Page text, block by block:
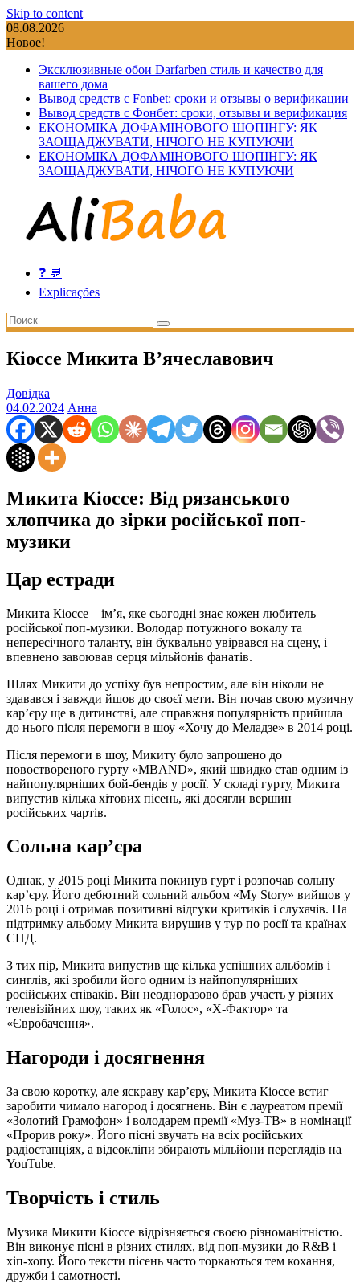
Skip to content
08.08.2026
Новое!
Эксклюзивные обои Darfarben стиль и качество для
вашего дома
Вывод средств с Fonbet: сроки и отзывы о верификации
Вывод средств с Фонбет: сроки, отзывы и верификация
ЕКОНОМІКА ДОФАМІНОВОГО ШОПІНГУ: ЯК
ЗАОЩАДЖУВАТИ, НІЧОГО НЕ КУПУЮЧИ
ЕКОНОМІКА ДОФАМІНОВОГО ШОПІНГУ: ЯК
ЗАОЩАДЖУВАТИ, НІЧОГО НЕ КУПУЮЧИ
❓ 💬
Explicações
Кіоссе Микита В’ячеславович
Довідка
04.02.2024 Анна
Микита Кіоссе: Від рязанського
хлопчика до зірки російської поп-
музики
Цар естради
Микита Кіоссе – ім’я, яке сьогодні знає кожен любитель
російської поп-музики. Володар потужного вокалу та
непересічного таланту, він буквально увірвався на сцену, і
впевнено завоював серця мільйонів фанатів.
Шлях Микити до успіху був непростим, але він ніколи не
здавався і завжди йшов до своєї мети. Він почав свою музичну
кар’єру ще в дитинстві, але справжня популярність прийшла
до нього після перемоги в шоу «Хочу до Меладзе» в 2014 році.
Після перемоги в шоу, Микиту було запрошено до
новоствореного гурту «MBAND», який швидко став одним із
найпопулярніших бой-бендів у росії. У складі гурту, Микита
випустив кілька хітових пісень, які досягли вершин
російських чартів.
Сольна кар’єра
Однак, у 2015 році Микита покинув гурт і розпочав сольну
кар’єру. Його дебютний сольний альбом «My Story» вийшов у
2016 році і отримав позитивні відгуки критиків і слухачів. На
підтримку альбому Микита вирушив у тур по росії та країнах
СНД.
З тих пір, Микита випустив ще кілька успішних альбомів і
синглів, які зробили його одним із найпопулярніших
російських співаків. Він неодноразово брав участь у різних
телевізійних шоу, таких як «Голос», «X-Фактор» та
«Євробачення».
Нагороди і досягнення
За свою коротку, але яскраву кар’єру, Микита Кіоссе встиг
заробити чимало нагород і досягнень. Він є лауреатом премії
«Золотий Грамофон» і володарем премії «Муз-ТВ» в номінації
«Прорив року». Його пісні звучать на всіх російських
радіостанціях, а відеокліпи збирають мільйони переглядів на
YouTube.
Творчість і стиль
Музика Микити Кіоссе відрізняється своєю різноманітністю.
Він виконує пісні в різних стилях, від поп-музики до R&B і
хіп-хопу. Його тексти пісень часто торкаються тем кохання,
дружби і самотності.